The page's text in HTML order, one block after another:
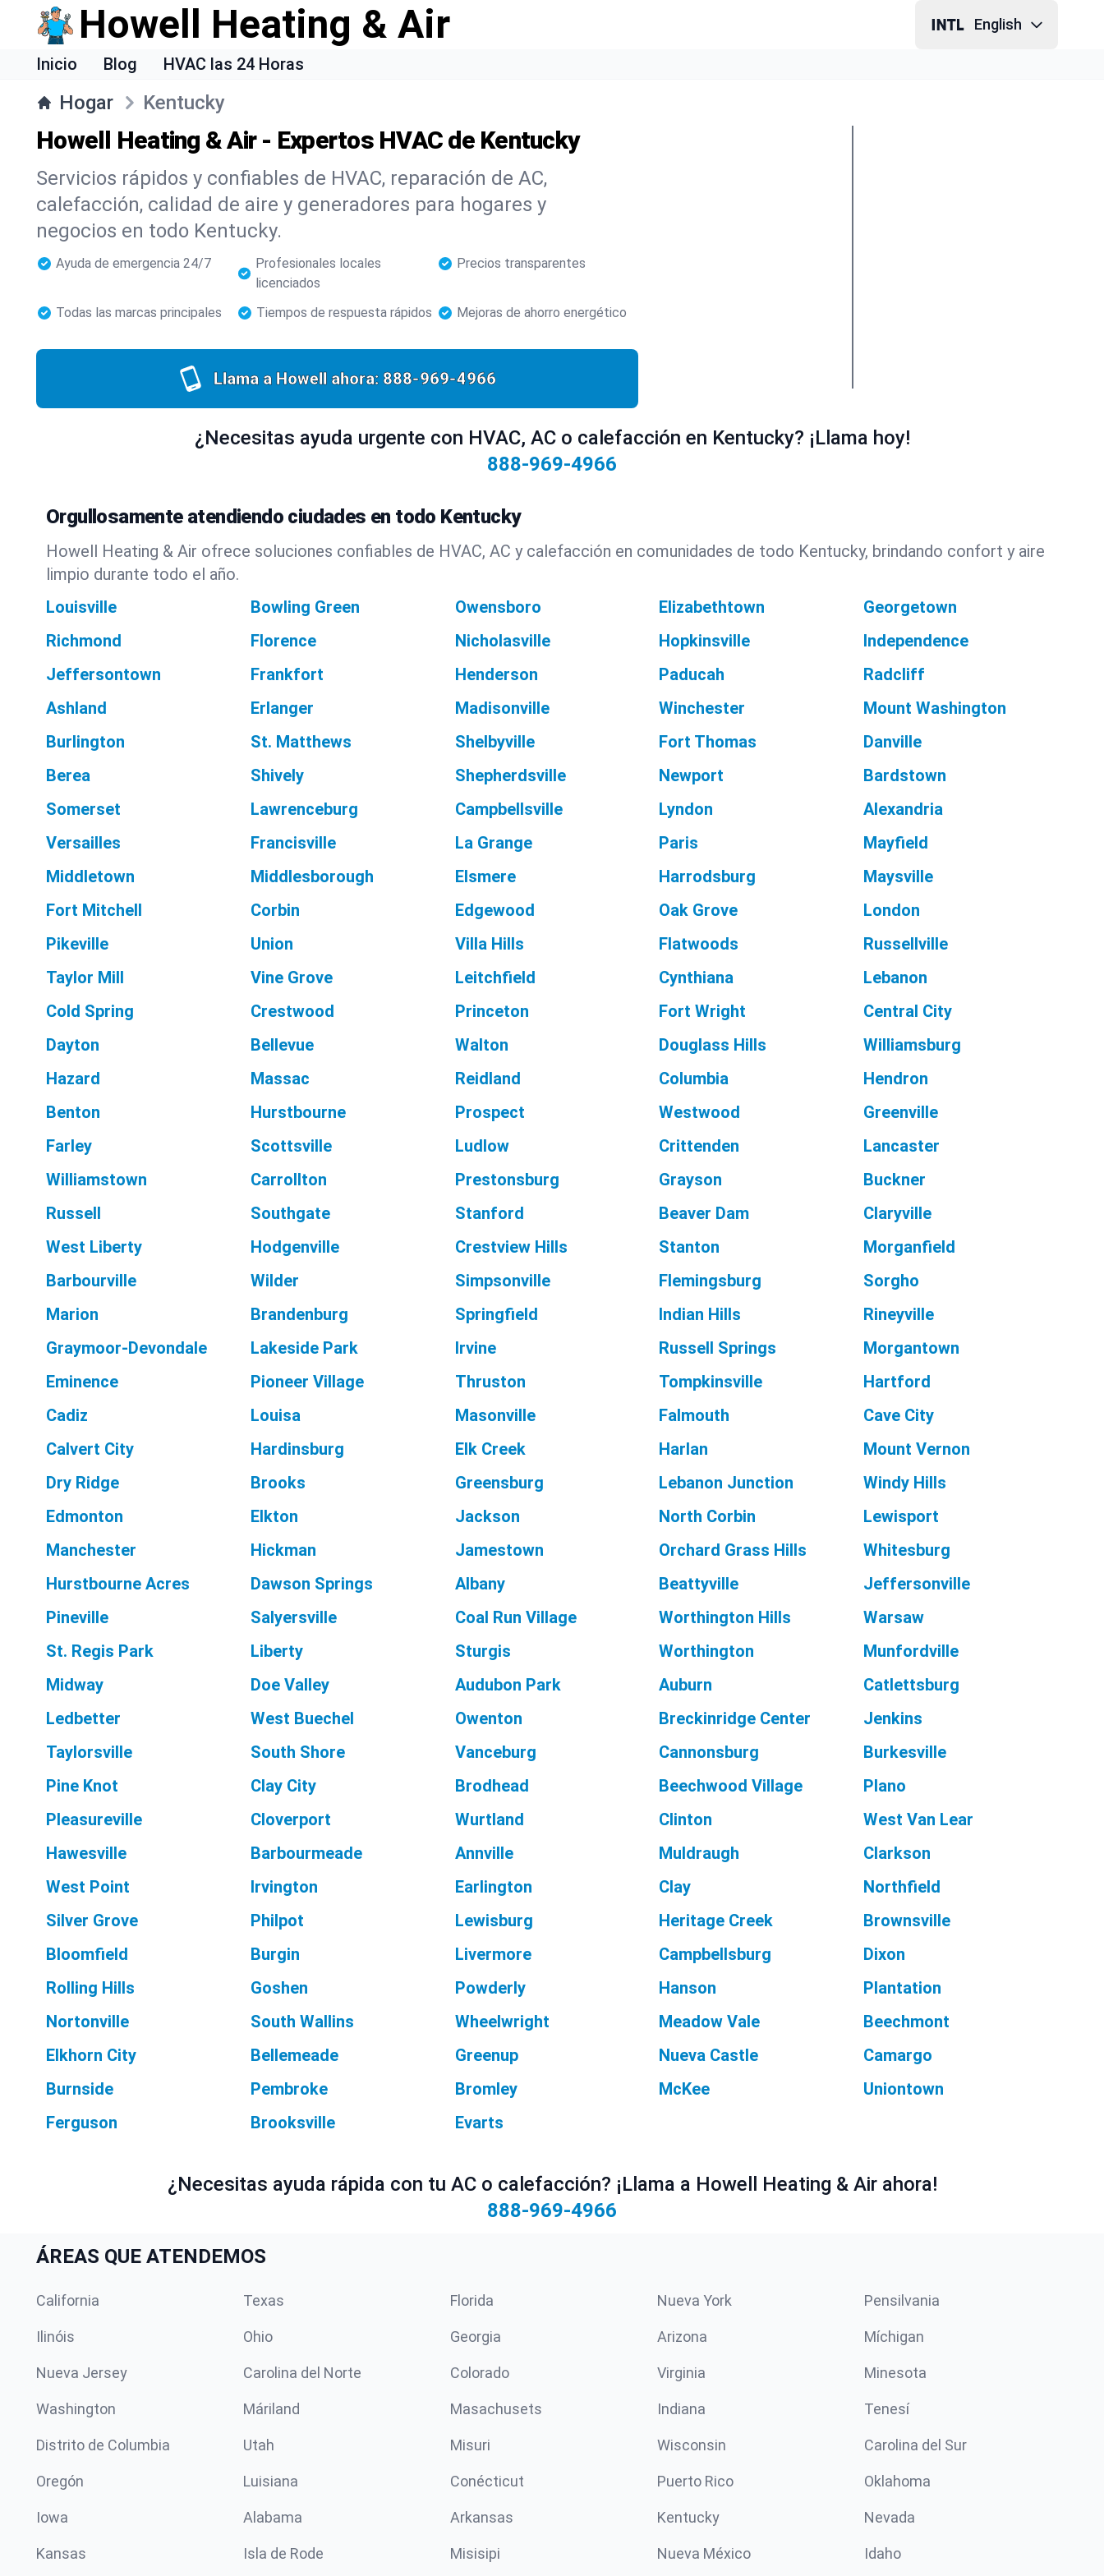
Howell Heating & Air English
Inicio Blog HVAC las 24 Horas
Hogar Kentucky
Howell Heating & Air - Expertos HVAC de Kentucky
Servicios rápidos y confiables de HVAC, reparación de AC,
calefacción, calidad de aire y generadores para hogares y
negocios en todo Kentucky.
Ayuda de emergencia 24/7
Profesionales locales
licenciados
Precios transparentes
Todas las marcas principales Tiempos de respuesta rápidos Mejoras de ahorro energético
Llama a Howell ahora: 888-969-4966
¿Necesitas ayuda urgente con HVAC, AC o calefacción en Kentucky? ¡Llama hoy!
888-969-4966
Orgullosamente atendiendo ciudades en todo Kentucky
Howell Heating & Air ofrece soluciones confiables de HVAC, AC y calefacción en comunidades de todo Kentucky, brindando confort y aire
limpio durante todo el año.
Louisville
Bowling Green Owensboro Elizabethtown
Georgetown
Richmond
Florence Nicholasville Hopkinsville
Independence
Jeffersontown
Frankfort Henderson Paducah
Radcliff
Ashland
Erlanger Madisonville Winchester
Mount Washington
Burlington
St. Matthews Shelbyville Fort Thomas
Danville
Berea
Shively Shepherdsville Newport
Bardstown
Somerset
Lawrenceburg Campbellsville Lyndon
Alexandria
Versailles
Francisville La Grange Paris
Mayfield
Middletown
Middlesborough Elsmere Harrodsburg
Maysville
Fort Mitchell
Corbin Edgewood Oak Grove
London
Pikeville
Union Villa Hills Flatwoods
Russellville
Taylor Mill
Vine Grove Leitchfield Cynthiana
Lebanon
Cold Spring
Crestwood Princeton Fort Wright
Central City
Dayton
Bellevue Walton Douglass Hills
Williamsburg
Hazard
Massac Reidland Columbia
Hendron
Benton
Hurstbourne Prospect Westwood
Greenville
Farley
Scottsville Ludlow Crittenden
Lancaster
Williamstown
Carrollton Prestonsburg Grayson
Buckner
Russell
Southgate Stanford Beaver Dam
Claryville
West Liberty
Hodgenville Crestview Hills Stanton
Morganfield
Barbourville
Wilder Simpsonville Flemingsburg
Sorgho
Marion
Brandenburg Springfield Indian Hills
Rineyville
Graymoor-Devondale
Lakeside Park Irvine Russell Springs
Morgantown
Eminence
Pioneer Village Thruston Tompkinsville
Hartford
Cadiz
Louisa Masonville Falmouth
Cave City
Calvert City
Hardinsburg Elk Creek Harlan
Mount Vernon
Dry Ridge
Brooks Greensburg Lebanon Junction
Windy Hills
Edmonton
Elkton Jackson North Corbin
Lewisport
Manchester
Hickman Jamestown Orchard Grass Hills
Whitesburg
Hurstbourne Acres
Dawson Springs Albany Beattyville
Jeffersonville
Pineville
Salyersville Coal Run Village Worthington Hills
Warsaw
St. Regis Park
Liberty Sturgis Worthington
Munfordville
Midway
Doe Valley Audubon Park Auburn
Catlettsburg
Ledbetter
West Buechel Owenton Breckinridge Center
Jenkins
Taylorsville
South Shore Vanceburg Cannonsburg
Burkesville
Pine Knot
Clay City Brodhead Beechwood Village
Plano
Pleasureville
Cloverport Wurtland Clinton
West Van Lear
Hawesville
Barbourmeade Annville Muldraugh
Clarkson
West Point
Irvington Earlington Clay
Northfield
Silver Grove
Philpot Lewisburg Heritage Creek
Brownsville
Bloomfield
Burgin Livermore Campbellsburg
Dixon
Rolling Hills
Goshen Powderly Hanson
Plantation
Nortonville
South Wallins Wheelwright Meadow Vale
Beechmont
Elkhorn City
Bellemeade Greenup Nueva Castle
Camargo
Burnside
Pembroke Bromley McKee
Uniontown
Ferguson
Brooksville Evarts
¿Necesitas ayuda rápida con tu AC o calefacción? ¡Llama a Howell Heating & Air ahora!
888-969-4966
ÁREAS QUE ATENDEMOS
California Texas Florida Nueva York Pensilvania
Ilinóis Ohio Georgia Arizona Míchigan
Nueva Jersey Carolina del Norte Colorado Virginia Minesota
Washington Máriland Masachusets Indiana Tenesí
Distrito de Columbia Utah Misuri Wisconsin Carolina del Sur
Oregón Luisiana Conécticut Puerto Rico Oklahoma
Iowa Alabama Arkansas Kentucky Nevada
Kansas Isla de Rode Misisipi Nueva México Idaho